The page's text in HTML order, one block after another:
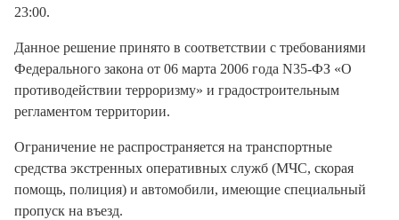
23:00.
Данное решение принято в соответствии с требованиями
Федерального закона от 06 марта 2006 года N35-ФЗ «О
противодействии терроризму» и градостроительным
регламентом территории.
Ограничение не распространяется на транспортные
средства экстренных оперативных служб (МЧС, скорая
помощь, полиция) и автомобили, имеющие специальный
пропуск на въезд.